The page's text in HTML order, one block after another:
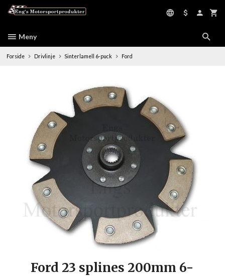
Meny
Forside Drivlinje Sinterlamell 6-puck Ford
Ford 23 splines 200mm 6-